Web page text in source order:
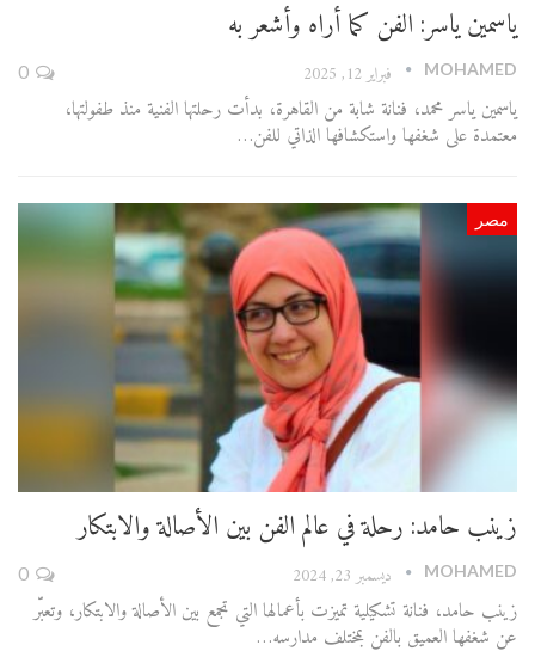
ياسمين ياسر: الفن كما أراه وأشعر به
MOHAMED فبراير 12, 2025
ياسمين ياسر محمد، فنانة شابة من القاهرة، بدأت رحلتها الفنية منذ طفولتها،
معتمدة على شغفها واستكشافها الذاتي للفن…
مصر
زينب حامد: رحلة في عالم الفن بين الأصالة والابتكار
MOHAMED ديسمبر 23, 2024
زينب حامد، فنانة تشكيلية تميزت بأعمالها التي تجمع بين الأصالة والابتكار، وتعبّر
عن شغفها العميق بالفن بمختلف مدارسه…